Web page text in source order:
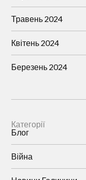
Травень 2024
Квітень 2024
Березень 2024
Категорії
Блог
Війна